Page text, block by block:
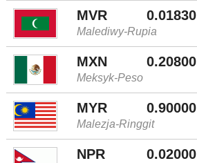
MVR 0.01830
Malediwy-Rupia
MXN 0.20800
Meksyk-Peso
MYR 0.90000
Malezja-Ringgit
NPR 0.02000